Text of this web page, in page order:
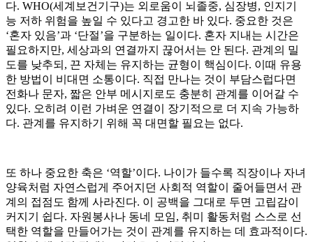
다. WHO(세계보건기구)는 외로움이 뇌졸중, 심장병, 인지기
능 저하 위험을 높일 수 있다고 경고한 바 있다. 중요한 것은
‘혼자 있음’과 ‘단절’을 구분하는 일이다. 혼자 지내는 시간은
필요하지만, 세상과의 연결까지 끊어서는 안 된다. 관계의 밀
도를 낮추되, 끈 자체는 유지하는 균형이 핵심이다. 이때 유용
한 방법이 비대면 소통이다. 직접 만나는 것이 부담스럽다면
전화나 문자, 짧은 안부 메시지로도 충분히 관계를 이어갈 수
있다. 오히려 이런 가벼운 연결이 장기적으로 더 지속 가능하
다. 관계를 유지하기 위해 꼭 대면할 필요는 없다.
또 하나 중요한 축은 ‘역할’이다. 나이가 들수록 직장이나 자녀
양육처럼 자연스럽게 주어지던 사회적 역할이 줄어들면서 관
계의 접점도 함께 사라진다. 이 공백을 그대로 두면 고립감이
커지기 쉽다. 자원봉사나 동네 모임, 취미 활동처럼 스스로 선
택한 역할을 만들어가는 것이 관계를 유지하는 데 효과적이다.